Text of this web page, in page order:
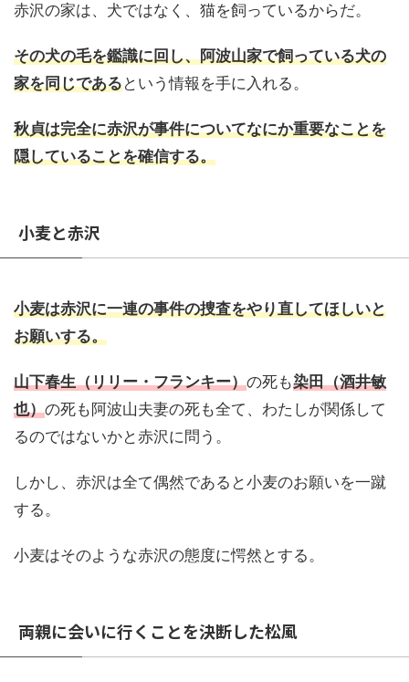
赤沢の家は、犬ではなく、猫を飼っているからだ。
その犬の毛を鑑識に回し、阿波山家で飼っている犬の
家を同じであるという情報を手に入れる。
秋貞は完全に赤沢が事件についてなにか重要なことを
隠していることを確信する。
小麦と赤沢
小麦は赤沢に一連の事件の捜査をやり直してほしいと
お願いする。
山下春生（リリー・フランキー）の死も染田（酒井敏
也）の死も阿波山夫妻の死も全て、わたしが関係して
るのではないかと赤沢に問う。
しかし、赤沢は全て偶然であると小麦のお願いを一蹴
する。
小麦はそのような赤沢の態度に愕然とする。
両親に会いに行くことを決断した松風